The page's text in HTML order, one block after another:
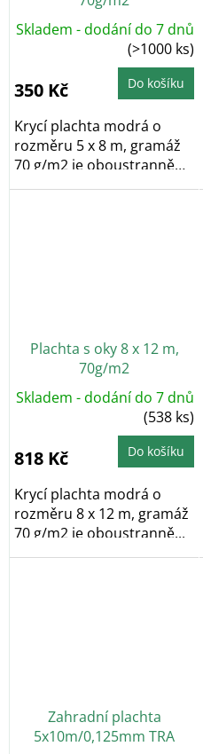
Skladem - dodání do 7 dnů
(>1000 ks)
350 Kč Do košíku
Krycí plachta modrá o
rozměru 5 x 8 m, gramáž
70 g/m2 je oboustranně
laminovaná a po...
Plachta s oky 8 x 12 m,
70g/m2
Skladem - dodání do 7 dnů
(538 ks)
818 Kč Do košíku
Krycí plachta modrá o
rozměru 8 x 12 m, gramáž
70 g/m2 je oboustranně...
Zahradní plachta
5x10m/0,125mm TRA